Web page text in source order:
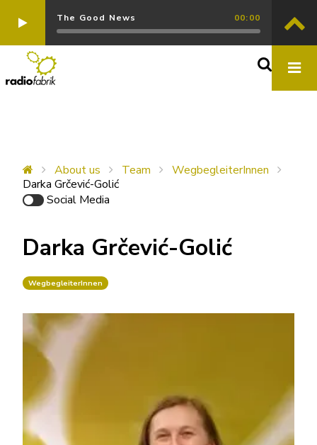
The Good News 00:00
About us Team
WegbegleiterInnen
Darka Grčević-Golić
Social Media
Darka Grčević-Golić
WegbegleiterInnen